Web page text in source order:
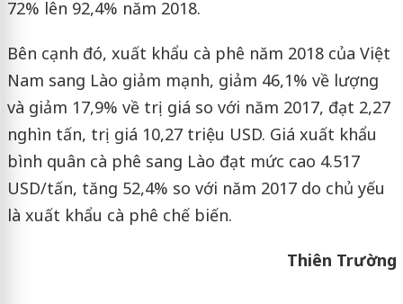
72% lên 92,4% năm 2018.
Bên cạnh đó, xuất khẩu cà phê năm 2018 của Việt
Nam sang Lào giảm mạnh, giảm 46,1% về lượng
và giảm 17,9% về trị giá so với năm 2017, đạt 2,27
nghìn tấn, trị giá 10,27 triệu USD. Giá xuất khẩu
bình quân cà phê sang Lào đạt mức cao 4.517
USD/tấn, tăng 52,4% so với năm 2017 do chủ yếu
là xuất khẩu cà phê chế biến.
Thiên Trường